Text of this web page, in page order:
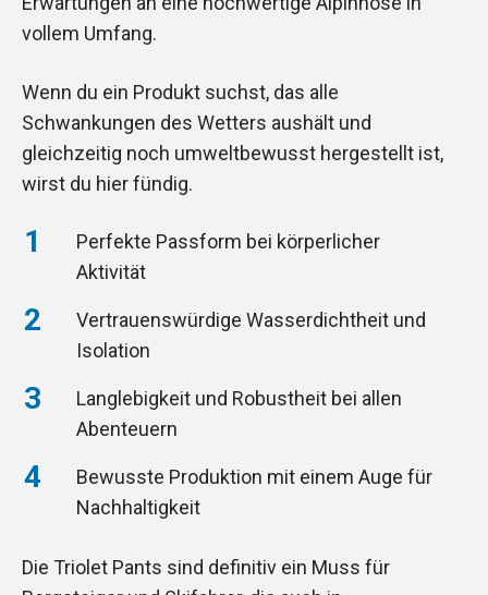
vollem Umfang.
Wenn du ein Produkt suchst, das alle
Schwankungen des Wetters aushält und
gleichzeitig noch umweltbewusst hergestellt ist,
wirst du hier fündig.
Perfekte Passform bei körperlicher
Aktivität
Vertrauenswürdige Wasserdichtheit und
Isolation
Langlebigkeit und Robustheit bei allen
Abenteuern
Bewusste Produktion mit einem Auge für
Nachhaltigkeit
Die Triolet Pants sind definitiv ein Muss für